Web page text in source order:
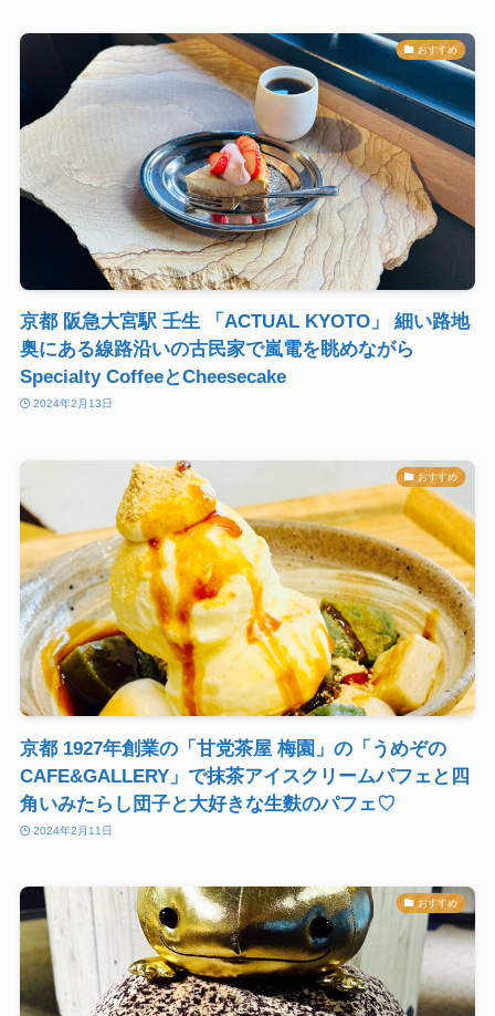
おすすめ
京都 阪急大宮駅 壬生 「ACTUAL KYOTO」 細い路地
奥にある線路沿いの古民家で嵐電を眺めながら
Specialty CoffeeとCheesecake
2024年2月13日
おすすめ
京都 1927年創業の「甘党茶屋 梅園」の「うめぞの
CAFE&GALLERY」で抹茶アイスクリームパフェと四
角いみたらし団子と大好きな生麩のパフェ♡
2024年2月11日
おすすめ